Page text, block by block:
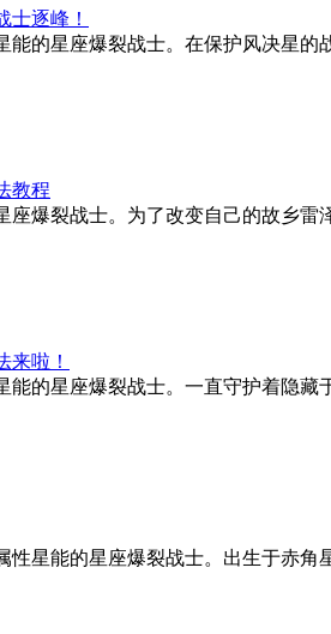
士逐峰！
能的星座爆裂战士。在保护风决星
教程
座爆裂战士。为了改变自己的故乡
来啦！
能的星座爆裂战士。一直守护着隐
性星能的星座爆裂战士。出生于赤